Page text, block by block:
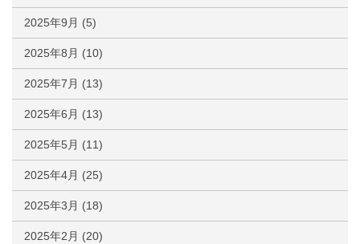
2025年9月 (5)
2025年8月 (10)
2025年7月 (13)
2025年6月 (13)
2025年5月 (11)
2025年4月 (25)
2025年3月 (18)
2025年2月 (20)